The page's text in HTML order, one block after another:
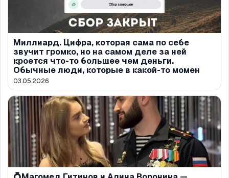
Миллиард. Цифра, которая сама по себе
звучит громко, но на самом деле за ней
кроется что-то большее чем деньги.
Обычные люди, которые в какой-то момен
03.05.2026